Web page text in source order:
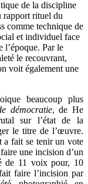
de la discipline
rapport rituel du
comme technique de
et individuel face
l’époque. Par le
le recouvrant,
voit également une
beaucoup plus
démocratie, de He
sur l’état de la
le titre de l’œuvre.
a fait se tenir un vote
une incision d’un
de 11 voix pour, 10
faire l’incision par